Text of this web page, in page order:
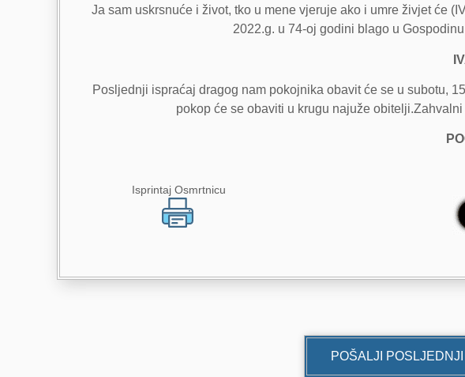
Ja sam uskrsnuće i život, tko u mene vjeruje ako i umre živjet će
2022.g. u 74-oj godini blago u
Posljednji ispraćaj dragog nam pokojnika obavit će se u subotu,
pokop će se obaviti u krugu najuže
Isprintaj Osmrtnicu
POŠALJI